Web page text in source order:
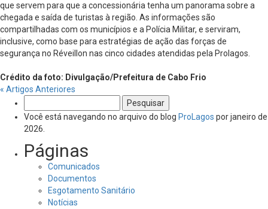
que servem para que a concessionária tenha um panorama sobre a
chegada e saída de turistas à região. As informações são
compartilhadas com os municípios e a Polícia Militar, e serviram,
inclusive, como base para estratégias de ação das forças de
segurança no Réveillon nas cinco cidades atendidas pela Prolagos.
Crédito da foto: Divulgação/Prefeitura de Cabo Frio
« Artigos Anteriores
por:
Você está navegando no arquivo do blog ProLagos por janeiro de
2026.
Páginas
Comunicados
Documentos
Esgotamento Sanitário
Notícias